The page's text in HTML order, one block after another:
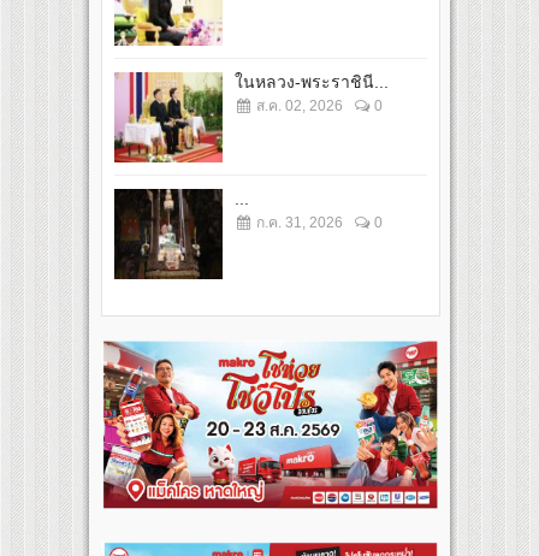
ในหลวง-พระราชินี...
ส.ค. 02, 2026 0
ก.ค. 31, 2026 0